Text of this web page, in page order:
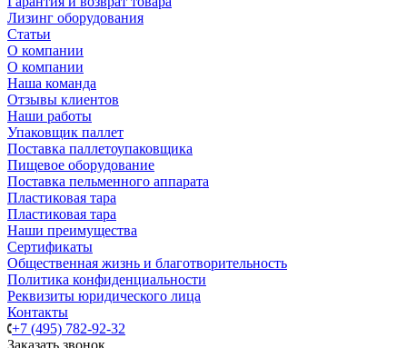
Лизинг оборудования
Статьи
О компании
О компании
Наша команда
Отзывы клиентов
Наши работы
Упаковщик паллет
Поставка паллетоупаковщика
Пищевое оборудование
Поставка пельменного аппарата
Пластиковая тара
Пластиковая тара
Наши преимущества
Сертификаты
Общественная жизнь и благотворительность
Политика конфиденциальности
Реквизиты юридического лица
Контакты
+7 (495) 782-92-32
Заказать звонок